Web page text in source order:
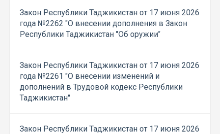
Закон Республики Таджикистан от 17 июня 2026
года №2262 "О внесении дополнения в Закон
Республики Таджикистан "Об оружии"
Закон Республики Таджикистан от 17 июня 2026
года №2261 "О внесении изменений и
дополнений в Трудовой кодекс Республики
Таджикистан"
Закон Республики Таджикистан от 17 июня 2026